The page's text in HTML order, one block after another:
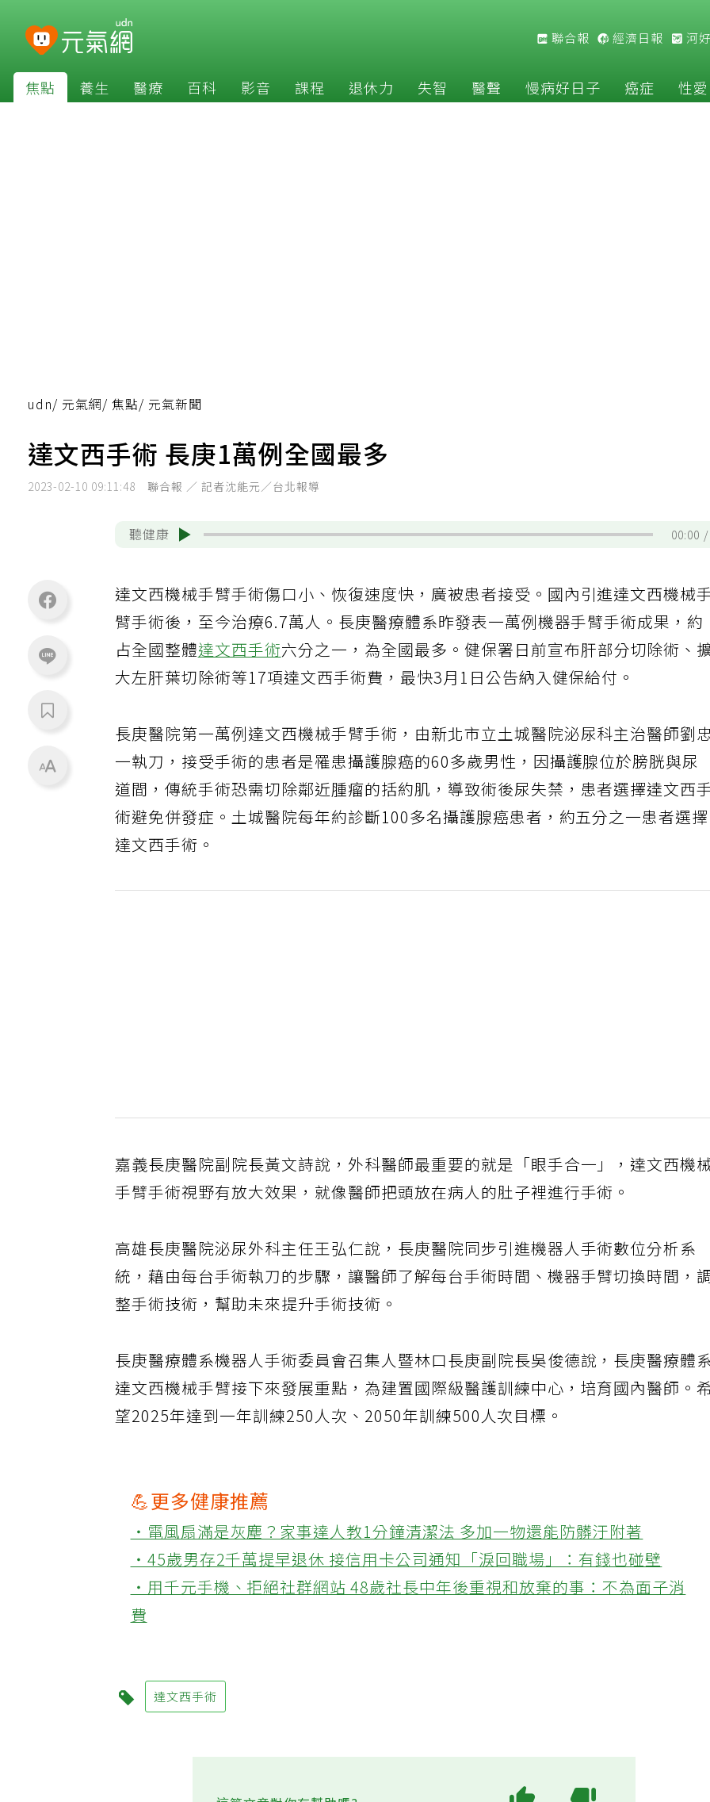
聯合報 經濟日報 河
焦點 養生 醫療 百科 影音 課程 退休力 失智 醫聲 慢病好日子 癌症 性愛
udn/ 元氣網/ 焦點/ 元氣新聞
達文西手術 長庚1萬例全國最多
2023-02-10 09:11:48 聯合報 ／ 記者沈能元／台北報導
聽健康 00:00 /
達文西機械手臂手術傷口小、恢復速度快，廣被患者接受。國內引進達文西機械
臂手術後，至今治療6.7萬人。長庚醫療體系昨發表一萬例機器手臂手術成果，約
占全國整體達文西手術六分之一，為全國最多。健保署日前宣布肝部分切除術、
大左肝葉切除術等17項達文西手術費，最快3月1日公告納入健保給付。
長庚醫院第一萬例達文西機械手臂手術，由新北市立土城醫院泌尿科主治醫師劉
一執刀，接受手術的患者是罹患攝護腺癌的60多歲男性，因攝護腺位於膀胱與尿
道間，傳統手術恐需切除鄰近腫瘤的括約肌，導致術後尿失禁，患者選擇達文西
術避免併發症。土城醫院每年約診斷100多名攝護腺癌患者，約五分之一患者選擇
達文西手術。
嘉義長庚醫院副院長黃文詩說，外科醫師最重要的就是「眼手合一」，達文西機
手臂手術視野有放大效果，就像醫師把頭放在病人的肚子裡進行手術。
高雄長庚醫院泌尿外科主任王弘仁說，長庚醫院同步引進機器人手術數位分析系
統，藉由每台手術執刀的步驟，讓醫師了解每台手術時間、機器手臂切換時間，
整手術技術，幫助未來提升手術技術。
長庚醫療體系機器人手術委員會召集人暨林口長庚副院長吳俊德說，長庚醫療體
達文西機械手臂接下來發展重點，為建置國際級醫護訓練中心，培育國內醫師。
望2025年達到一年訓練250人次、2050年訓練500人次目標。
💪更多健康推薦
‧電風扇滿是灰塵？家事達人教1分鐘清潔法 多加一物還能防髒汙附著
‧45歲男存2千萬提早退休 接信用卡公司通知「淚回職場」：有錢也碰壁
‧用千元手機、拒絕社群網站 48歲社長中年後重視和放棄的事：不為面子消
費
達文西手術